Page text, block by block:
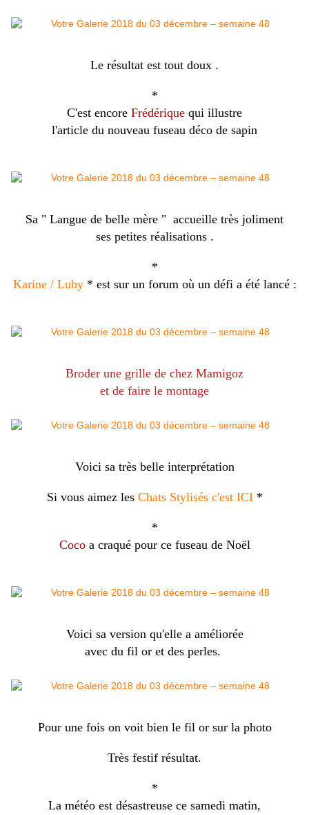
Le résultat est tout doux .
*
C'est encore Frédérique qui illustre
l'article du nouveau fuseau déco de sapin
Sa " Langue de belle mère " accueille très joliment
ses petites réalisations .
*
Karine / Luby* est sur un forum où un défi a été lancé :
Broder une grille de chez Mamigoz
et de faire le montage
Voici sa très belle interprétation
Si vous aimez les Chats Stylisés c'est ICI*
*
Coco a craqué pour ce fuseau de Noël
Voici sa version qu'elle a améliorée
avec du fil or et des perles.
Pour une fois on voit bien le fil or sur la photo
Très festif résultat.
*
La météo est désastreuse ce samedi matin,